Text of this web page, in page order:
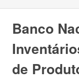
Banco
de